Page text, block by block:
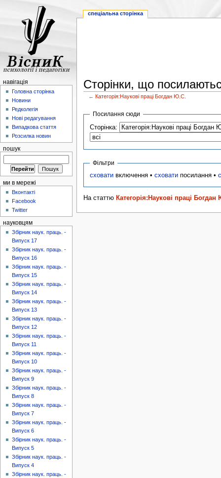
Сторінки, що
←Категорія:Наукові праці Богдан Ю.С.
Посилання сюди
Сторінка:
Фільтри
сховати включення •сховати посилання •
На статтю Категорія:Наукові праці
спеціальна сторінка
навігація
Головна сторінка
Новини
Редколегія
Нові редагування
Випадкова стаття
Розсилка новин
пошук
ми в мережі
Вконтакті
Facebook
Twitter
науковцям
Збірник наук. праць. -
Випуск 17
Збірник наук. праць. -
Випуск 16
Збірник наук. праць. -
Випуск 15
Збірник наук. праць. -
Випуск 14
Збірник наук. праць. -
Випуск 13
Збірник наук. праць. -
Випуск 12
Збірник наук. праць. -
Випуск 11
Збірник наук. праць. -
Випуск 10
Збірник наук. праць. -
Випуск 9
Збірник наук. праць. -
Випуск 8
Збірник наук. праць. -
Випуск 7
Збірник наук. праць. -
Випуск 6
Збірник наук. праць. -
Випуск 5
Збірник наук. праць. -
Випуск 4
Збірник наук. праць. -